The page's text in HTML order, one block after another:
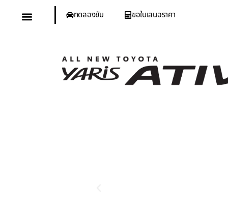
ทดลองขับ ขอใบเสนอราคา